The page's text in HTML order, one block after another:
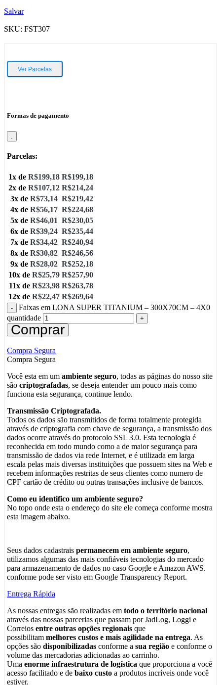
Salvar
SKU: FST307
Ver Parcelas
Formas de pagamento
Parcelas:
1x de R$199,18 R$199,18
2x de R$107,12 R$214,24
3x de R$73,14 R$219,42
4x de R$56,17 R$224,68
5x de R$46,01 R$230,05
6x de R$39,24 R$235,44
7x de R$34,42 R$240,94
8x de R$30,82 R$246,56
9x de R$28,02 R$252,18
10x de R$25,79 R$257,90
11x de R$23,98 R$263,78
12x de R$22,47 R$269,64
Faixas em LONA SUPER TITANIUM – 300X70CM – 4X0
quantidade
Comprar
Compra Segura
Compra Segura
Você esta em um ambiente seguro, todas as páginas do nosso site
são criptografadas, se deseja entender um pouco mais como
funciona esta segurança, continue lendo.
Transmissão Criptografada.
Todos os dados são transmitidos de forma totalmente protegida
através de criptografia com chave de segurança, a transmissão dos
dados ocorre através do protocolo SSL 3.0. Esta tecnologia é
reconhecida em todo mundo como a de maior segurança para
transmissão de dados via rede Internet, e é utilizada em larga
escala pelas mais diversas instituições que possuem sites na Web e
recebem informações restritas de seus clientes como numero de
CPF cartão de crédito ou outras transações inclusive de bancos.
Como eu identifico um ambiente seguro?
No topo onde esta o endereço do site ele começa conforme mostra
esta imagem abaixo.
Seus dados cadastrais permanecem em ambiente seguro,
utilizamos algumas das mais confiáveis tecnologias do mercado
para armazenamento de dados no caso Google e Amazon AWS.
conforme pode ser visto em Google Transparency Report.
Entrega Rápida
As nossas entregas são realizadas em todo o território nacional
através das nossas parcerias que passam por JadLog, Loggi e
Correios entre outras opções regionais que
possibilitam melhores custos e mais agilidade na entrega. As
opções são disponibilizadas conforme a sua região e conforme o
volume das mercadorias adicionadas ao carrinho.
Uma enorme infraestrutura de logística que proporciona a você
acesso facilitado e de baixo custo a produtos incríveis onde você
estiver.